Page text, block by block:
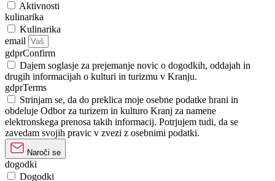
Aktivnosti
kulinarika
Kulinarika
email
gdprConfirm
Dajem soglasje za prejemanje novic o dogodkih, oddajah in
drugih informacijah o kulturi in turizmu v Kranju.
gdprTerms
Strinjam se, da do preklica moje osebne podatke hrani in
obdeluje Odbor za turizem in kulturo Kranj za namene
elektronskega prenosa takih informacij. Potrjujem tudi, da se
zavedam svojih pravic v zvezi z osebnimi podatki.
Naroči se
dogodki
Dogodki